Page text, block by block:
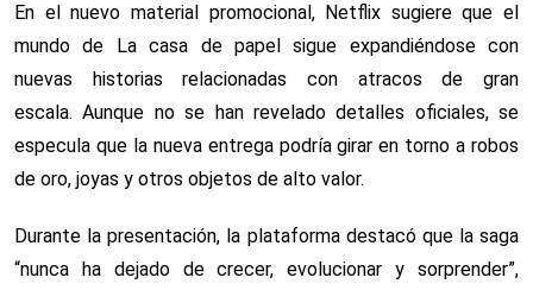
En el nuevo material promocional, Netflix sugiere que el
mundo de La casa de papel sigue expandiéndose con
nuevas historias relacionadas con atracos de gran
escala. Aunque no se han revelado detalles oficiales, se
especula que la nueva entrega podría girar en torno a robos
de oro, joyas y otros objetos de alto valor.
Durante la presentación, la plataforma destacó que la saga
“nunca ha dejado de crecer, evolucionar y sorprender”,